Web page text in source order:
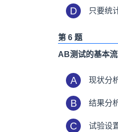
D 只要统
第 6 题
AB测试的基本
A 现状分
B 结果分
C 试验设